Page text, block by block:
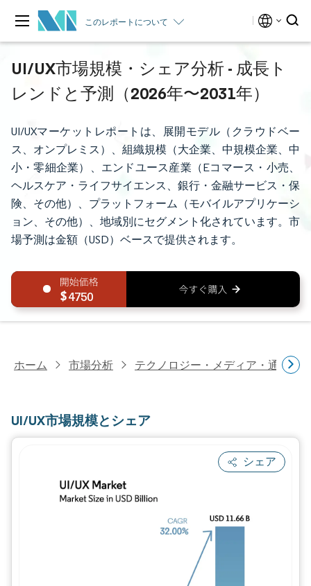
このレポートについて
UI/UX市場規模・シェア分析 - 成長ト
レンドと予測（2026年〜2031年）
UI/UXマーケットレポートは、展開モデル（クラウドベー
ス、オンプレミス）、組織規模（大企業、中規模企業、中
小・零細企業）、エンドユース産業（Eコマース・小売、
ヘルスケア・ライフサイエンス、銀行・金融サービス・保
険、その他）、プラットフォーム（モバイルアプリケーシ
ョン、その他）、地域別にセグメント化されています。市
場予測は金額（USD）ベースで提供されます。
4750
ホーム 市場分析 テクノロジー・メディア・通信研
UI/UX市場規模とシェア
シェア